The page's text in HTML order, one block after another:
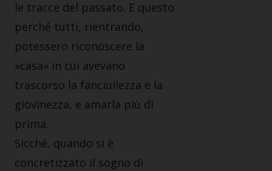
le tracce del passato. E questo
perché tutti, rientrando,
potessero riconoscere la
«casa» in cui avevano
trascorso la fanciullezza e la
giovinezza, e amarla più di
prima.
Sicché, quando si è
concretizzato il sogno di